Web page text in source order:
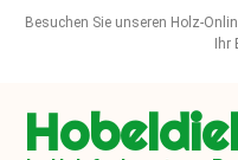
Besuchen Sie unseren Holz-